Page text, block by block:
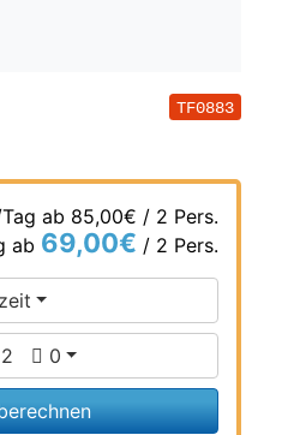
TF0883
ab 85,00€ / 2 Pers.
ab 69,00€ / 2 Pers.
2 0